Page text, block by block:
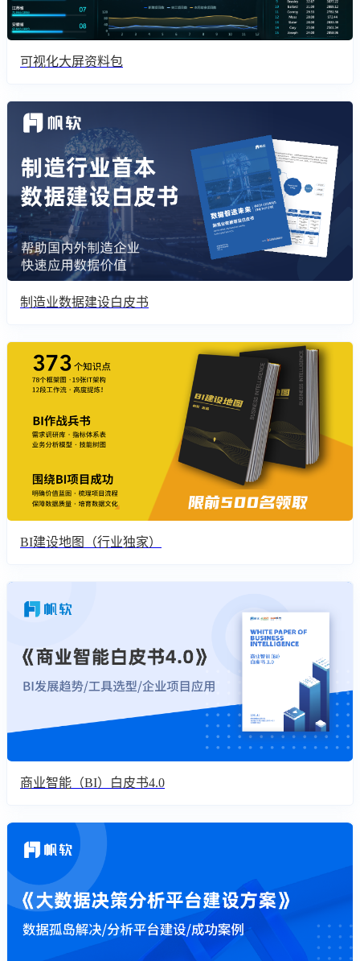
可视化大屏资料包
制造业数据建设白皮书
BI建设地图（行业独家）
商业智能（BI）白皮书4.0